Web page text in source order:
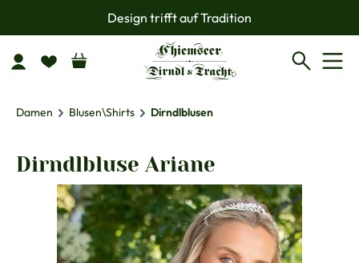
Zum Hauptinhalt springenDesign trifft auf Tradition
Damen Blusen\Shirts Dirndlblusen
Dirndlbluse Ariane
Bildergalerie überspringen